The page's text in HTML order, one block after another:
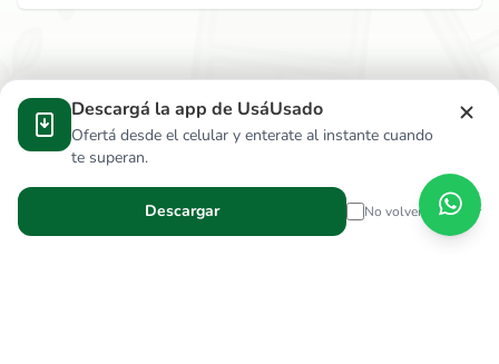
Descargá la app de UsáUsado
Ofertá desde el celular y enterate al instante cuando
te superan.
Descargar No volver a mostrar